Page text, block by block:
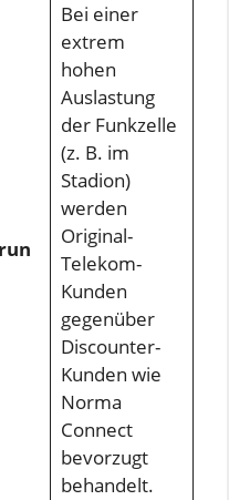
Bei einer
extrem
hohen
Auslastung
der Funkzelle
(z. B. im
Stadion)
werden
Original-
Telekom-
Kunden
gegenüber
Discounter-
Kunden wie
Norma
Connect
bevorzugt
behandelt.